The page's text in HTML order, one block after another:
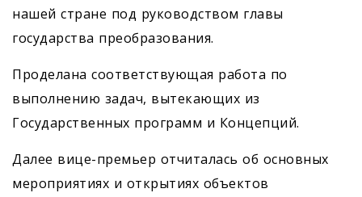
нашей стране под руководством главы
государства преобразования.
Проделана соответствующая работа по
выполнению задач, вытекающих из
Государственных программ и Концепций.
Далее вице-премьер отчиталась об основных
мероприятиях и открытиях объектов